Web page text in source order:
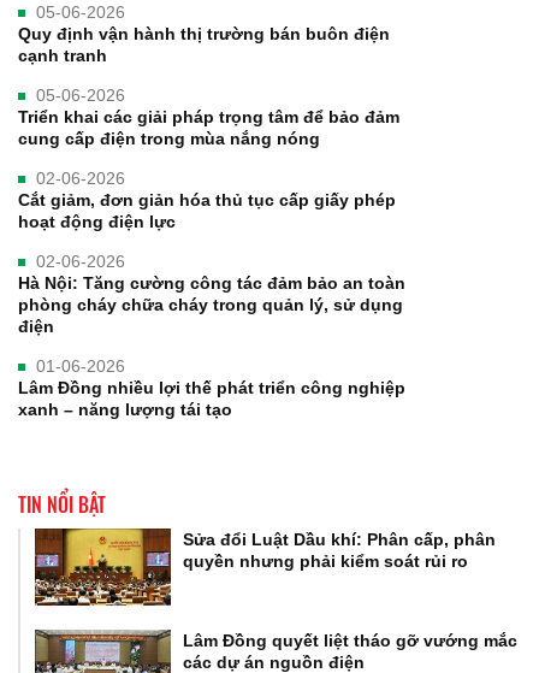
05-06-2026
Quy định vận hành thị trường bán buôn điện
cạnh tranh
05-06-2026
Triển khai các giải pháp trọng tâm để bảo đảm
cung cấp điện trong mùa nắng nóng
02-06-2026
Cắt giảm, đơn giản hóa thủ tục cấp giấy phép
hoạt động điện lực
02-06-2026
Hà Nội: Tăng cường công tác đảm bảo an toàn
phòng cháy chữa cháy trong quản lý, sử dụng
điện
01-06-2026
Lâm Đồng nhiều lợi thế phát triển công nghiệp
xanh – năng lượng tái tạo
TIN NỔI BẬT
Sửa đổi Luật Dầu khí: Phân cấp, phân
quyền nhưng phải kiểm soát rủi ro
Lâm Đồng quyết liệt tháo gỡ vướng mắc
các dự án nguồn điện